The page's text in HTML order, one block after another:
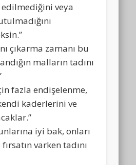
veya
çıkarma zamanı bu
malların tadını
fazla endişelenme,
kaderlerini ve
iyi bak, onları
varken tadını